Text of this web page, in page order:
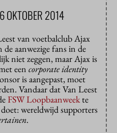
6 OKTOBER 2014
van voetbalclub Ajax
de aanwezige fans in de
niet zeggen, maar Ajax is
een corporate identity
is aangepast, moet
Vandaar dat Van Leest
FSW Loopbaanweekte
wereldwijd supporters
.